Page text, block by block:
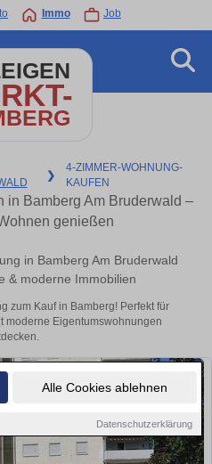
Alle Cookies ablehnen
Datenschutzerklärung
Immo Job
❯
4-ZIMMER-WOHNUNG-
KAUFEN
in Bamberg Am Bruderwald –
genießen
in Bamberg Am Bruderwald
& moderne Immobilien
zum Kauf in Bamberg! Perfekt für
moderne Eigentumswohnungen